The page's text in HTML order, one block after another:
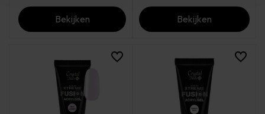
Bekijken Bekijken